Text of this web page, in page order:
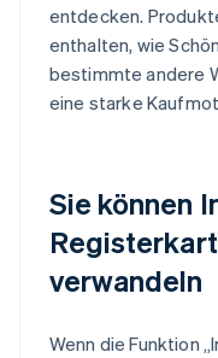
entdecken.
enthalten, wie
bestimmte andere
eine starke
Sie können
verwandeln
Wenn die Funktion